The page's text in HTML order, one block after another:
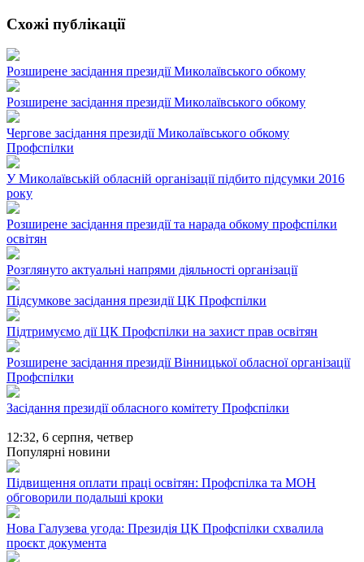
Схожі публікації
Розширене засідання президії Миколаївського обкому
Розширене засідання президії Миколаївського обкому
Чергове засідання президії Миколаївського обкому
Профспілки
У Миколаївській обласній організації підбито підсумки 2016
року
Розширене засідання президії та нарада обкому профспілки
освітян
Розглянуто актуальні напрями діяльності організації
Підсумкове засідання президії ЦК Профспілки
Підтримуємо дії ЦК Профспілки на захист прав освітян
Розширене засідання президії Вінницької обласної організації
Профспілки
Засідання президії обласного комітету Профспілки
12:32, 6 серпня, четвер
Популярні новини
Підвищення оплати праці освітян: Профспілка та МОН
обговорили подальші кроки
Нова Галузева угода: Президія ЦК Профспілки схвалила
проєкт документа